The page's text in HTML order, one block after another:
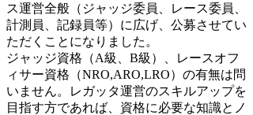
ス運営全般（ジャッジ委員、レース委員、
計測員、記録員等）に広げ、公募させてい
ただくことになりました。
ジャッジ資格（A級、B級）、レースオフ
ィサー資格（NRO,ARO,LRO）の有無は問
いません。レガッタ運営のスキルアップを
目指す方であれば、資格に必要な知識とノ